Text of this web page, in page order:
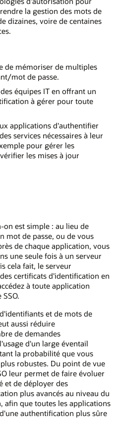
la gestion des mots de
dizaines, voire de centaines
de mémoriser de multiples
mot de passe.
équipes IT en offrant un
à gérer pour toute
applications d'authentifier
services nécessaires à leur
pour gérer les
les mises à jour
est simple : au lieu de
mot de passe, ou de vous
de chaque application, vous
une seule fois à un serveur
cela fait, le serveur
certificats d'identification en
à toute application
et de mots de
aussi réduire
de demandes
d'un large éventail
la probabilité que vous
robustes. Du point de vue
leur permet de faire évoluer
et de déployer des
plus avancés au niveau du
afin que toutes les applications
authentification plus sûre